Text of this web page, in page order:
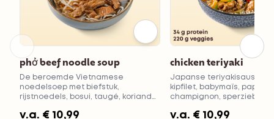
phở beef noodle soup
De beroemde Vietnamese
noedelsoep met biefstuk,
rijstnoedels, bosui, taugé, koriander
voor extra pit!
v.a. € 10,99
chicken teriyaki
Japanse teriyakisaus
kipfilet, babymaïs, paprika,
champignon,
v.a. € 10,99